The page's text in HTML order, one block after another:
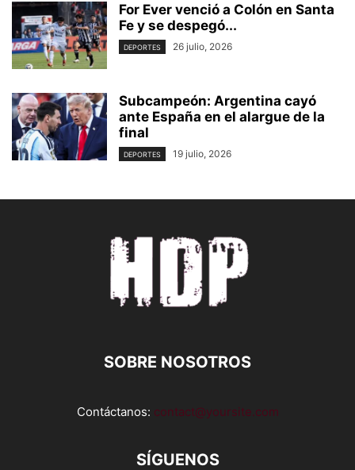
For Ever venció a Colón en Santa
Fe y se despegó...
DEPORTES 26 julio, 2026
Subcampeón: Argentina cayó
ante España en el alargue de la
final
DEPORTES 19 julio, 2026
SOBRE NOSOTROS
Contáctanos: contact@yoursite.com
SÍGUENOS